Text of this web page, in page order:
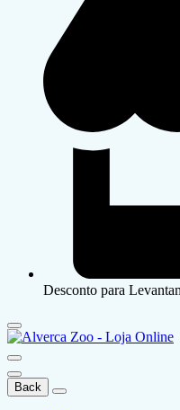
Desconto para
Back